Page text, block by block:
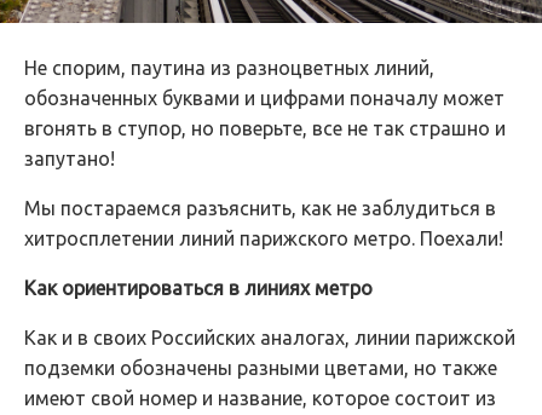
Не спорим, паутина из разноцветных линий,
обозначенных буквами и цифрами поначалу может
вгонять в ступор, но поверьте, все не так страшно и
запутано!
Мы постараемся разъяснить, как не заблудиться в
хитросплетении линий парижского метро. Поехали!
Как ориентироваться в линиях метро
Как и в своих Российских аналогах, линии парижской
подземки обозначены разными цветами, но также
имеют свой номер и название, которое состоит из